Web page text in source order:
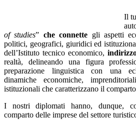
Il
of studies” che connette gli aspetti
politici, geografici, giuridici ed
dell’Istituto tecnico economico,
realtà, delineando una figura
preparazione linguistica con una
dinamiche economiche,
istituzionali che caratterizzano il
I nostri diplomati hanno, dunque,
comparto delle imprese del settore